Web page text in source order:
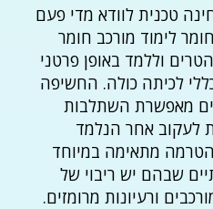
טכנית לוודא מדי פעם
לימוד מורכב חומר
וללמד באופן פרטני
לכיתה כולה. החשיפה
מאפשרת השתלבות
לעקוב אחר הנלמד
מתאימה במיוחד
שבהם יש ריבוי של
ורעיונות מרומזים.